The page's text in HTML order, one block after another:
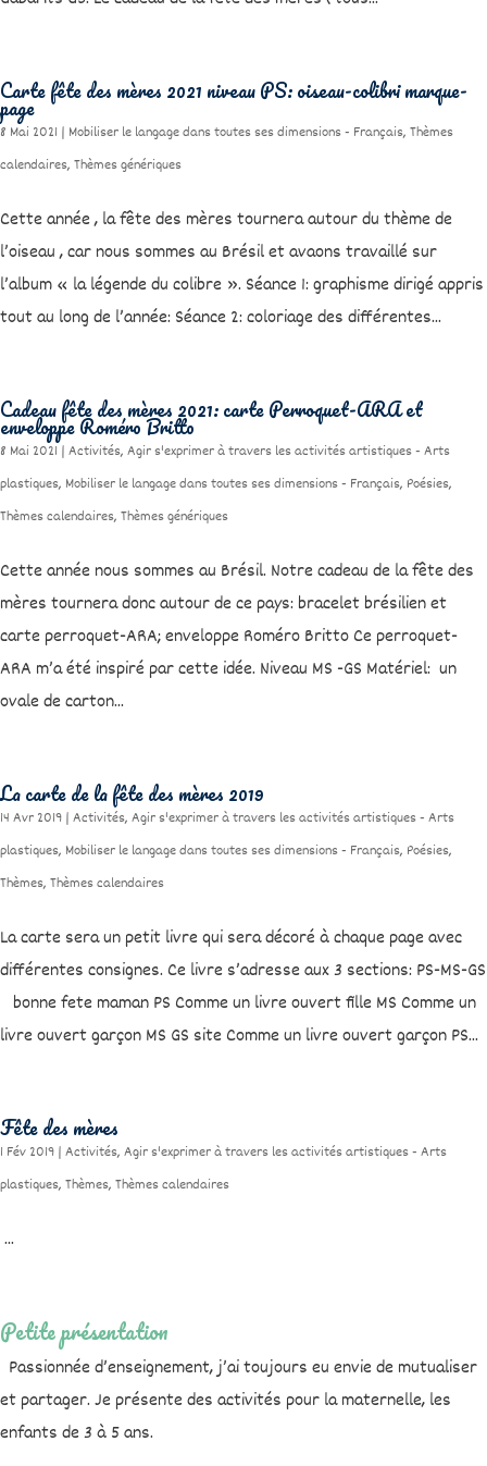
Carte fête des mères 2021 niveau PS: oiseau-colibri marque-
page
8 Mai 2021 | Mobiliser le langage dans toutes ses dimensions - Français, Thèmes
calendaires, Thèmes génériques
Cette année , la fête des mères tournera autour du thème de
l’oiseau , car nous sommes au Brésil et avaons travaillé sur
l’album « la légende du colibre ». Séance 1: graphisme dirigé appris
tout au long de l’année: Séance 2: coloriage des différentes...
Cadeau fête des mères 2021: carte Perroquet-ARA et
enveloppe Roméro Britto
8 Mai 2021 | Activités, Agir s'exprimer à travers les activités artistiques - Arts
plastiques, Mobiliser le langage dans toutes ses dimensions - Français, Poésies,
Thèmes calendaires, Thèmes génériques
Cette année nous sommes au Brésil. Notre cadeau de la fête des
mères tournera donc autour de ce pays: bracelet brésilien et
carte perroquet-ARA; enveloppe Roméro Britto Ce perroquet-
ARA m’a été inspiré par cette idée. Niveau MS -GS Matériel: un
ovale de carton...
La carte de la fête des mères 2019
14 Avr 2019 | Activités, Agir s'exprimer à travers les activités artistiques - Arts
plastiques, Mobiliser le langage dans toutes ses dimensions - Français, Poésies,
Thèmes, Thèmes calendaires
La carte sera un petit livre qui sera décoré à chaque page avec
différentes consignes. Ce livre s’adresse aux 3 sections: PS-MS-GS
bonne fete maman PS Comme un livre ouvert fille MS Comme un
livre ouvert garçon MS GS site Comme un livre ouvert garçon PS...
Fête des mères
1 Fév 2019 | Activités, Agir s'exprimer à travers les activités artistiques - Arts
plastiques, Thèmes, Thèmes calendaires
...
Petite présentation
Passionnée d’enseignement, j’ai toujours eu envie de mutualiser
et partager. Je présente des activités pour la maternelle, les
enfants de 3 à 5 ans.